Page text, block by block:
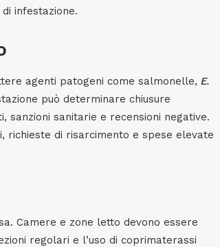
infestazione.
agenti patogeni come salmonelle, E.
può determinare chiusure
sanzioni sanitarie e recensioni negative.
richieste di risarcimento e spese elevate
Camere e zone letto devono essere
regolari e l’uso di coprimaterassi